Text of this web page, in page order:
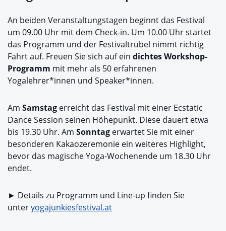
An beiden Veranstaltungstagen beginnt das Festival
um 09.00 Uhr mit dem Check-in. Um 10.00 Uhr startet
das Programm und der Festivaltrubel nimmt richtig
Fahrt auf. Freuen Sie sich auf ein dichtes Workshop-
Programm mit mehr als 50 erfahrenen
Yogalehrer*innen und Speaker*innen.
Am Samstag erreicht das Festival mit einer Ecstatic
Dance Session seinen Höhepunkt. Diese dauert etwa
bis 19.30 Uhr. Am Sonntag erwartet Sie mit einer
besonderen Kakaozeremonie ein weiteres Highlight,
bevor das magische Yoga-Wochenende um 18.30 Uhr
endet.
► Details zu Programm und Line-up finden Sie
unteryogajunkiesfestival.at